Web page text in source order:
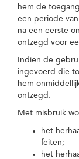
hem de
een periode
na een eerste
ontzegd voor
Indien de
ingevoerd die
hem
ontzegd.
Met misbruik
het
feiten;
het